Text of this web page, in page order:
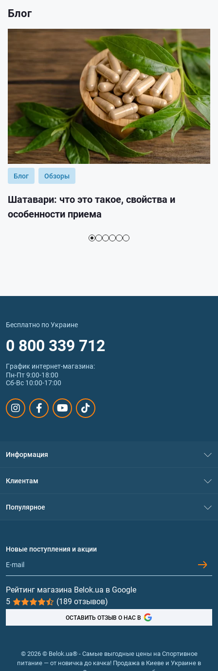
Блог
Блог Обзоры
Шатавари: что это такое, свойства и
особенности приема
Бесплатно по Украине
0 800 339 712
График интернет‑магазина:
Пн-Пт 9:00-18:00
Сб-Вс 10:00-17:00
Информация
Политика конфиденциальности
Обмен и возврат
Клиентам
Популярное
Протеин
Гейнеры
Витамины и минералы
Рыбий жир, жирные кислоты
Новые поступления и акции
Рейтинг магазина Belok.ua в Google
5
(189 отзывов)
ОСТАВИТЬ ОТЗЫВ О НАС В
© 2026 © Belok.ua® - Самые выгодные цены на Спортивное
питание — от новичка до качка! Продажа в Киеве и Украине в